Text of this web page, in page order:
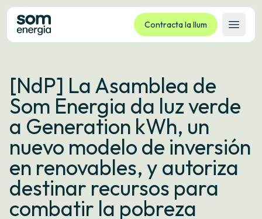
Contracta la llum
Obrir
Tarifes
Serveis
Empreses
La cooperativa
Contacte
Tràmits
Oficina virtual
Idioma: ES CA GL EU
[NdP] La Asamblea de
Som Energia da luz verde
a Generation kWh, un
nuevo modelo de inversión
en renovables, y autoriza
destinar recursos para
combatir la pobreza